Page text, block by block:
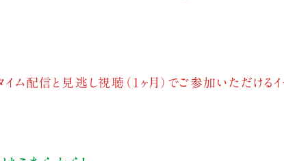
イム配信と見逃し視聴（1ヶ月）でご参加いただける